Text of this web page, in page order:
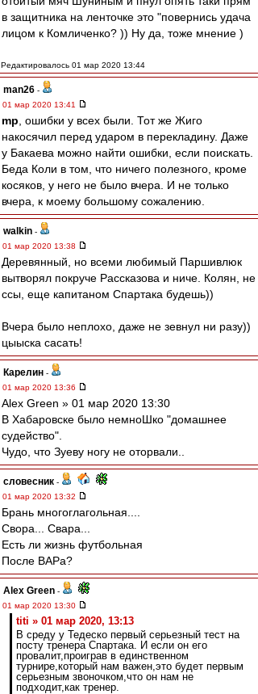
в защитника на ленточке это "повернись удача
лицом к Комличенко? )) Ну да, тоже мнение )
Редактировалось 01 мар 2020 13:44
man26 -
01 мар 2020 13:41
mp , ошибки у всех были. Тот же Жиго
накосячил перед ударом в перекладину. Даже
у Бакаева можно найти ошибки, если поискать.
Беда Коли в том, что ничего полезного, кроме
косяков, у него не было вчера. И не только
вчера, к моему большому сожалению.
walkin -
01 мар 2020 13:38
Деревянный, но всеми любимый Паршивлюк
вытворял покруче Рассказова и ниче. Колян, не
ссы, еще капитаном Спартака будешь))
Вчера было неплохо, даже не зевнул ни разу))
цыыска сасать!
Карелин -
01 мар 2020 13:36
Alex Green » 01 мар 2020 13:30
В Хабаровске было немноШко "домашнее
судейство".
Чудо, что Зуеву ногу не оторвали..
словесник -
01 мар 2020 13:32
Брань многоглагольная....
Свора... Свара...
Есть ли жизнь футбольная
После ВАРа?
Alex Green -
01 мар 2020 13:30
titi » 01 мар 2020, 13:13
В среду у Тедеско первый серьезный тест на
посту тренера Спартака. И если он его
провалит,проиграв в единственном
турнире,который нам важен,это будет первым
серьезным звоночком,что он нам не
подходит,как тренер.